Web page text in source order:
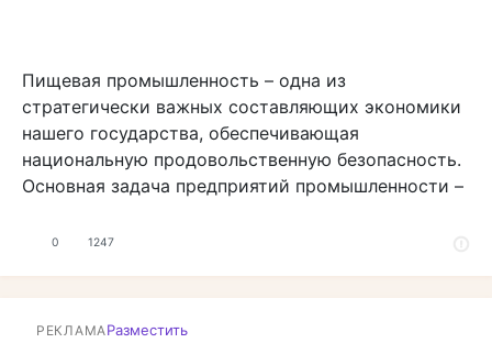
Пищевая промышленность – одна из
стратегически важных составляющих экономики
нашего государства, обеспечивающая
национальную продовольственную безопасность.
Основная задача предприятий промышленности –
0 1247
РЕКЛАМАРазместить